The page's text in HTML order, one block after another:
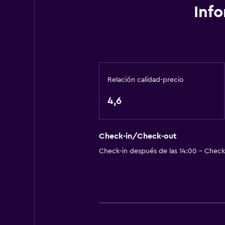
Relación calidad-precio
4,6
Check-in/Check-out
Check-in después de las 14:00 -